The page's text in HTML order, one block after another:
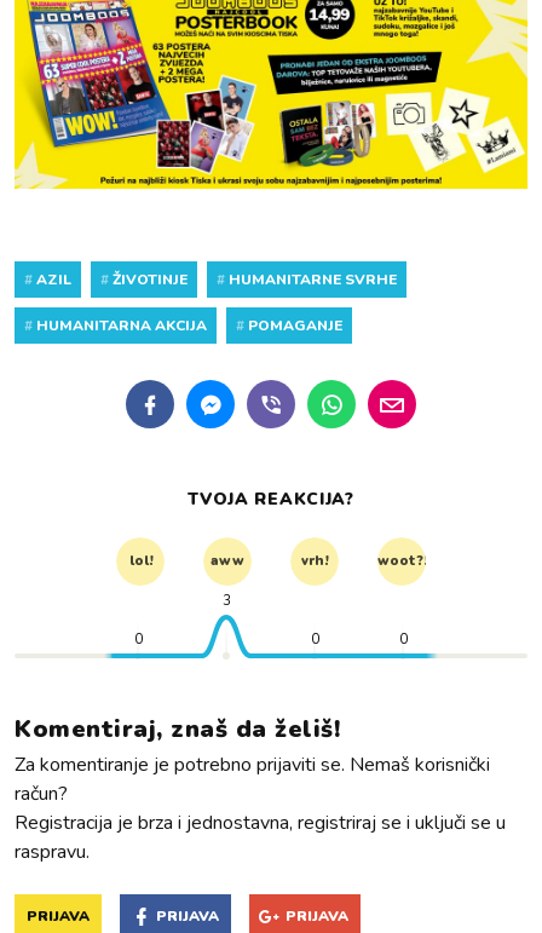
#AZIL #ŽIVOTINJE # HUMANITARNE SVRHE
# HUMANITARNA AKCIJA # POMAGANJE
TVOJA REAKCIJA?
lol! aww vrh! woot?!
0
3
0 0
Komentiraj, znaš da želiš!
Za komentiranje je potrebno prijaviti se. Nemaš korisnički
račun?
Registracija je brza i jednostavna, registriraj se i uključi se u
raspravu.
PRIJAVA PRIJAVA PRIJAVA